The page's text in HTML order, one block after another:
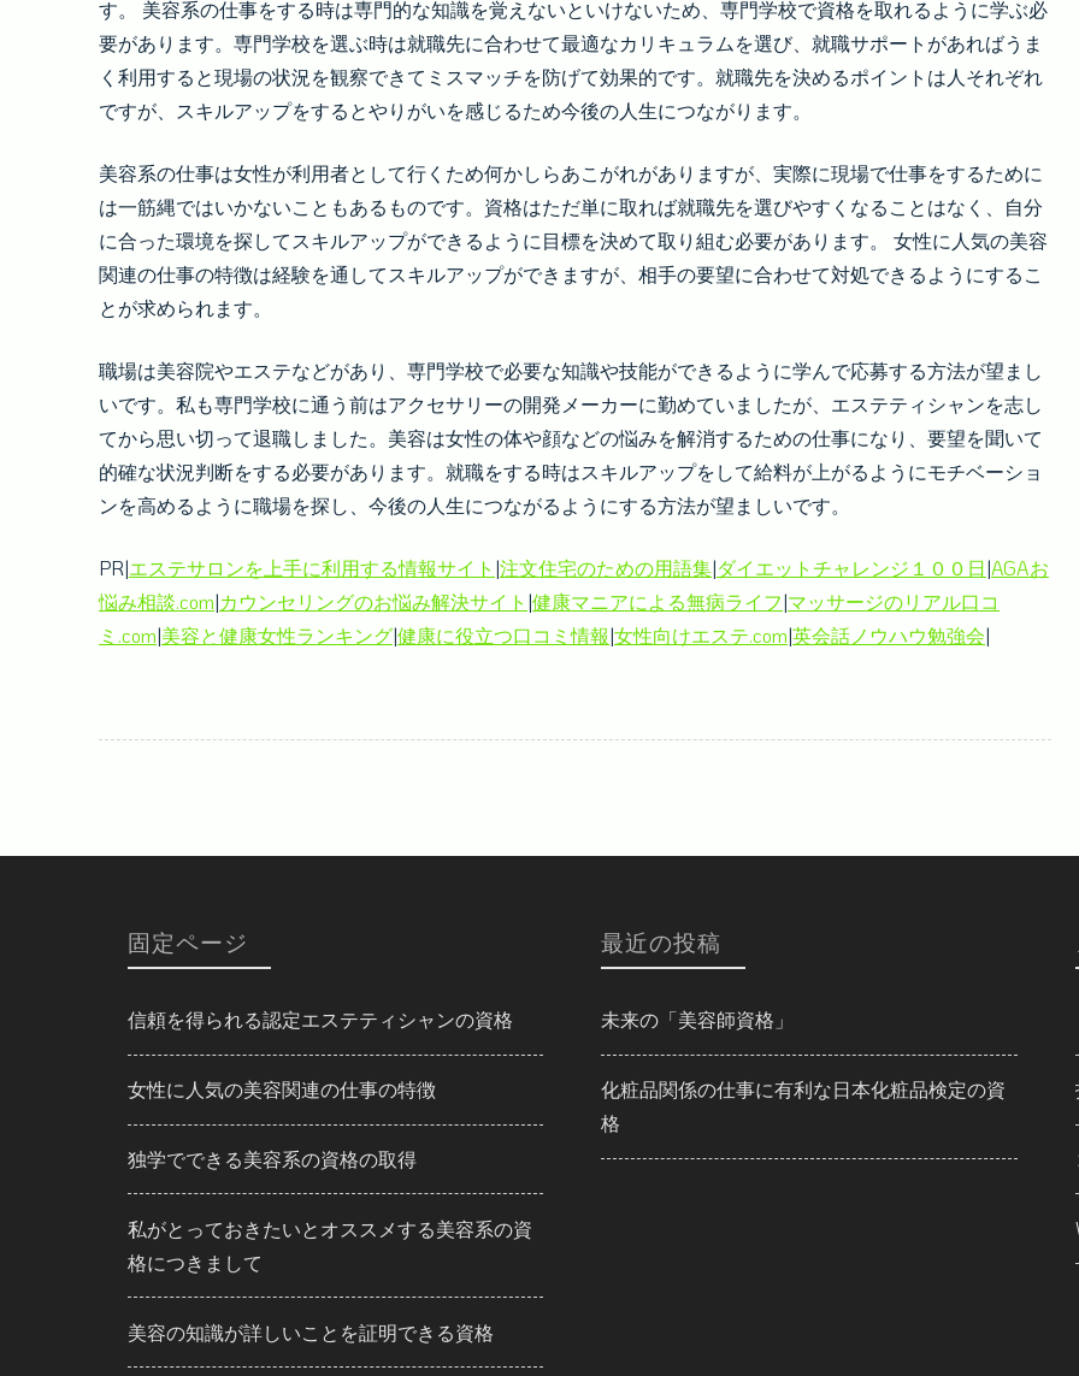
す。 美容系の仕事をする時は専門的な知識を覚えないといけないため、専門学校で資格を取れるように学ぶ必
要があります。専門学校を選ぶ時は就職先に合わせて最適なカリキュラムを選び、就職サポートがあればうま
く利用すると現場の状況を観察できてミスマッチを防げて効果的です。就職先を決めるポイントは人それぞれ
ですが、スキルアップをするとやりがいを感じるため今後の人生につながります。
美容系の仕事は女性が利用者として行くため何かしらあこがれがありますが、実際に現場で仕事をするために
は一筋縄ではいかないこともあるものです。資格はただ単に取れば就職先を選びやすくなることはなく、自分
に合った環境を探してスキルアップができるように目標を決めて取り組む必要があります。 女性に人気の美容
関連の仕事の特徴は経験を通してスキルアップができますが、相手の要望に合わせて対処できるようにするこ
とが求められます。
職場は美容院やエステなどがあり、専門学校で必要な知識や技能ができるように学んで応募する方法が望まし
いです。私も専門学校に通う前はアクセサリーの開発メーカーに勤めていましたが、エステティシャンを志し
てから思い切って退職しました。美容は女性の体や顔などの悩みを解消するための仕事になり、要望を聞いて
的確な状況判断をする必要があります。就職をする時はスキルアップをして給料が上がるようにモチベーショ
ンを高めるように職場を探し、今後の人生につながるようにする方法が望ましいです。
PR|エステサロンを上手に利用する情報サイト |注文住宅のための用語集|ダイエットチャレンジ１００日|AGAお
悩み相談.com|カウンセリングのお悩み解決サイト |健康マニアによる無病ライフ|マッサージのリアル口コ
ミ.com|美容と健康女性ランキング|健康に役立つ口コミ情報|女性向けエステ.com|英会話ノウハウ勉強会|
固定ページ
信頼を得られる認定エステティシャンの資格
女性に人気の美容関連の仕事の特徴
独学でできる美容系の資格の取得
私がとっておきたいとオススメする美容系の資
格につきまして
美容の知識が詳しいことを証明できる資格
最近の投稿
未来の「美容師資格」
化粧品関係の仕事に有利な日本化粧品検定の資
格